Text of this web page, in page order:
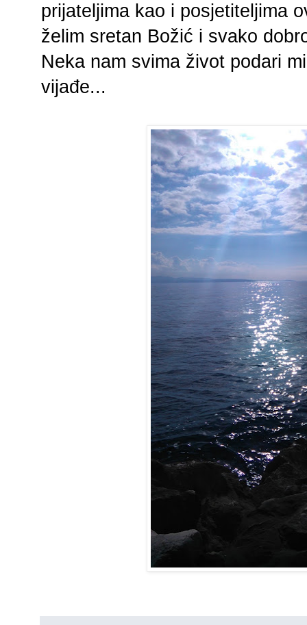
prijateljima kao i posjetiteljima
želim sretan Božić i svako
Neka nam svima život podari
vijađe...